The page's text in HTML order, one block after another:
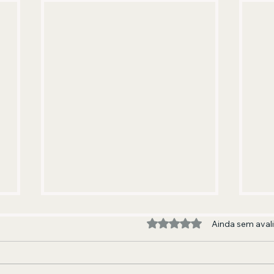
Avaliado com 0 de 5
Ainda sem